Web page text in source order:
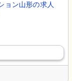
ョン山形の求人